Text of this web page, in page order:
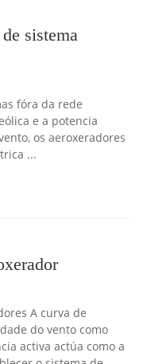
sistema
fóra da rede
e a potencia
os aeroxeradores
...
A curva de
do vento como
activa actúa como a